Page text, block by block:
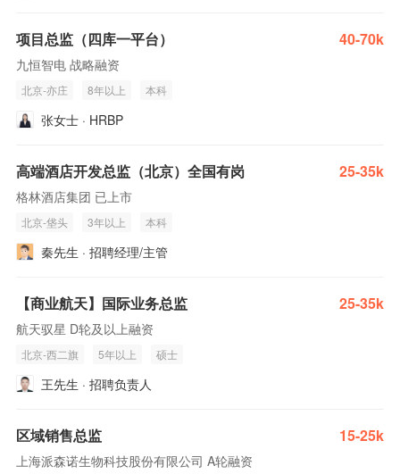
项目总监（四库一平台） 40-70k
九恒智电 战略融资
北京-亦庄 8年以上 本科
张女士 · HRBP
高端酒店开发总监（北京）全国有岗 25-35k
格林酒店集团 已上市
北京-垡头 3年以上 本科
秦先生 · 招聘经理/主管
【商业航天】国际业务总监 25-35k
航天驭星 D轮及以上融资
北京-西二旗 5年以上 硕士
王先生 · 招聘负责人
区域销售总监 15-25k
上海派森诺生物科技股份有限公司 A轮融资